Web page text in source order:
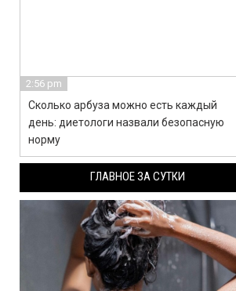
2:56 pm
Сколько арбуза можно есть каждый
день: диетологи назвали безопасную
норму
ГЛАВНОЕ ЗА СУТКИ